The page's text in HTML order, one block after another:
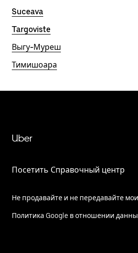
Suceava
Targoviste
Выгу-Муреш
Тимишоара
Uber
Посетить Справочный центр
Не продавайте и не передавайте
Политика Google в отношении